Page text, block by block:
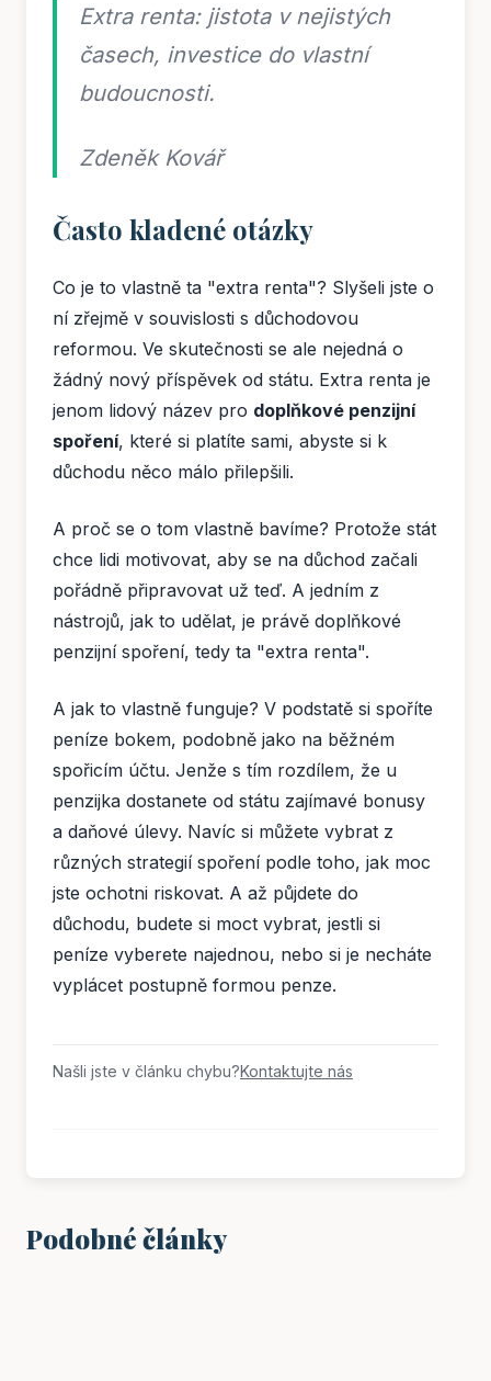
Extra renta: jistota v nejistých
časech, investice do vlastní
budoucnosti.
Zdeněk Kovář
Často kladené otázky
Co je to vlastně ta "extra renta"? Slyšeli jste o
ní zřejmě v souvislosti s důchodovou
reformou. Ve skutečnosti se ale nejedná o
žádný nový příspěvek od státu. Extra renta je
jenom lidový název pro doplňkové penzijní
spoření, které si platíte sami, abyste si k
důchodu něco málo přilepšili.
A proč se o tom vlastně bavíme? Protože stát
chce lidi motivovat, aby se na důchod začali
pořádně připravovat už teď. A jedním z
nástrojů, jak to udělat, je právě doplňkové
penzijní spoření, tedy ta "extra renta".
A jak to vlastně funguje? V podstatě si spoříte
peníze bokem, podobně jako na běžném
spořicím účtu. Jenže s tím rozdílem, že u
penzijka dostanete od státu zajímavé bonusy
a daňové úlevy. Navíc si můžete vybrat z
různých strategií spoření podle toho, jak moc
jste ochotni riskovat. A až půjdete do
důchodu, budete si moct vybrat, jestli si
peníze vyberete najednou, nebo si je necháte
vyplácet postupně formou penze.
Našli jste v článku chybu?Kontaktujte nás
Podobné články